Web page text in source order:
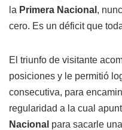
la Primera Nacional ,
cero. Es un déficit que
El triunfo de visitante
posiciones y le permitió
consecutiva, para
regularidad a la cual
Nacional para sacarle